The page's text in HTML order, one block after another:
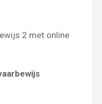
2 met online